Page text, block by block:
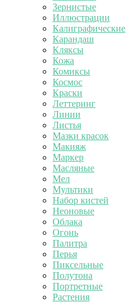
Зернистые
Иллюстрации
Калиграфические
Карандаш
Кляксы
Кожа
Комиксы
Космос
Краски
Леттеринг
Линии
Листья
Мазки красок
Макияж
Маркер
Масляные
Мел
Мультики
Набор кистей
Неоновые
Облака
Огонь
Палитра
Перья
Пиксельные
Полутона
Портретные
Растения